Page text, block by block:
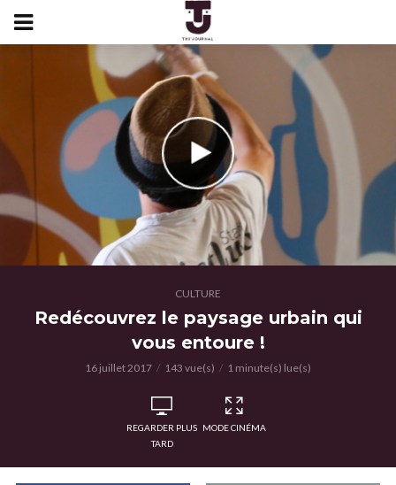
CULTURE
Redécouvrez le paysage urbain qui
vous entoure !
16 juillet 2017 143 vue(s) 1 minute(s) lue(s)
REGARDER PLUS
TARD
MODE CINÉMA